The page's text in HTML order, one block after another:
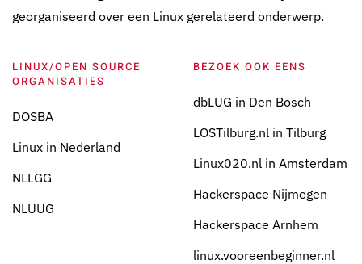
georganiseerd over een Linux gerelateerd onderwerp.
LINUX/OPEN SOURCE
ORGANISATIES
DOSBA
Linux in Nederland
NLLGG
NLUUG
BEZOEK OOK EENS
dbLUG in Den Bosch
LOSTilburg.nl in Tilburg
Linux020.nl in Amsterdam
Hackerspace Nijmegen
Hackerspace Arnhem
linux.vooreenbeginner.nl